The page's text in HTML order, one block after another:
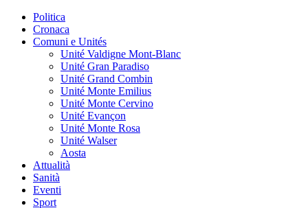
Politica
Cronaca
Comuni e Unités
Unité Valdigne Mont-Blanc
Unité Gran Paradiso
Unité Grand Combin
Unité Monte Emilius
Unité Monte Cervino
Unité Evançon
Unité Monte Rosa
Unité Walser
Aosta
Attualità
Sanità
Eventi
Sport